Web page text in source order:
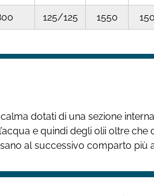
125/125 1550
dotati di una sezione
e quindi degli olii oltre
al successivo comparto